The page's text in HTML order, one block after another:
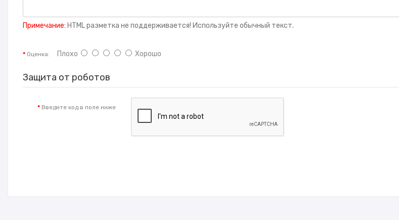
Примечание: HTML разметка не поддерживается! Используйте обычный текст.
Оценка: Плохо Хорошо
Защита от роботов
Введите код в поле ниже